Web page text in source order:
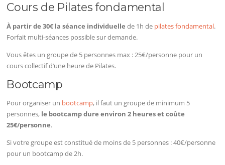
Cours de Pilates fondamental
À partir de 30€ la séance individuelle de 1h de pilates fondamental.
Forfait multi-séances possible sur demande.
Vous êtes un groupe de 5 personnes max : 25€/personne pour un
cours collectif d’une heure de Pilates.
Bootcamp
Pour organiser un bootcamp, il faut un groupe de minimum 5
personnes, le bootcamp dure environ 2 heures et coûte
25€/personne.
Si votre groupe est constitué de moins de 5 personnes : 40€/personne
pour un bootcamp de 2h.